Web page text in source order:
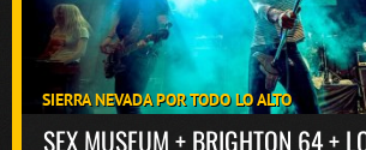
SIERRA NEVADA POR TODO LO ALTO
SEX MUSEUM + BRIGHTON 64 +